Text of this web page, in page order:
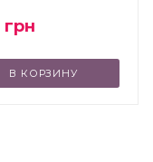
грн
В КОРЗИНУ